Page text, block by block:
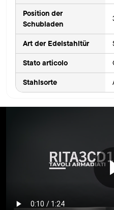
Position der
Schubladen
Art der Edelstahltür
Stato articolo
Stahlsorte